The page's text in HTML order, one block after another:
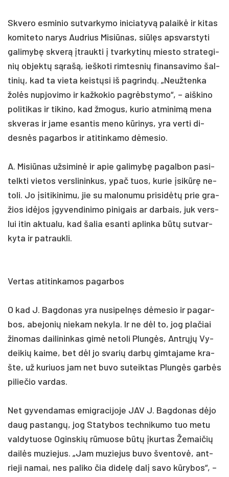
Skve­ro es­mi­nio su­tvar­ky­mo ini­cia­tyvą pa­laikė ir ki­tas
ko­mi­te­to na­rys Aud­rius Mi­siū­nas, siūlęs ap­svars­ty­ti
ga­li­mybę skverą įtrauk­ti į tvar­ky­tinų mies­to stra­te­gi­
nių ob­jektų sąrašą, ieš­ko­ti rim­tes­nių fi­nan­sa­vi­mo šal­
ti­nių, kad ta vie­ta keistų­si iš pa­grindų. „Neuž­ten­ka
žolės nu­pjo­vi­mo ir kaž­ko­kio pa­grėbsty­mo“, – aiš­ki­no
po­li­ti­kas ir ti­ki­no, kad žmo­gus, ku­rio at­mi­nimą me­na
skve­ras ir ja­me esan­tis me­no kūri­nys, yra ver­ti di­
desnės pa­gar­bos ir ati­tin­ka­mo dėme­sio.
A. Mi­siū­nas už­si­minė ir apie ga­li­mybę pa­gal­bon pa­si­
telk­ti vie­tos vers­li­nin­kus, ypač tuos, ku­rie įsikūrę ne­
to­li. Jo įsi­ti­ki­ni­mu, jie su ma­lo­nu­mu pri­si­dėtų prie gra­
žios idė­jos įgy­ven­di­ni­mo pi­ni­gais ar dar­bais, juk vers­
lui itin ak­tua­lu, kad ša­lia esan­ti ap­lin­ka būtų su­tvar­
ky­ta ir pa­trauk­li.
Ver­tas ati­tin­ka­mos pa­gar­bos
O kad J. Bag­do­nas yra nu­si­pelnęs dėme­sio ir pa­gar­
bos, abe­jo­nių nie­kam ne­ky­la. Ir ne dėl to, jog pla­čiai
ži­no­mas dai­li­nin­kas gimė ne­to­li Plungės, Antrųjų Vy­
dei­kių kai­me, bet dėl jo sva­rių darbų gim­ta­ja­me kra­
šte, už ku­riuos jam net bu­vo su­teik­tas Plungės garbės
pi­lie­čio var­das.
Net gy­ven­da­mas emig­ra­ci­jo­je JAV J. Bag­do­nas dėjo
daug pa­stangų, jog Sta­ty­bos tech­ni­ku­mo tuo me­tu
val­dy­tuo­se Ogins­kių rūmuo­se būtų įkur­tas Že­mai­čių
dailės mu­zie­jus. „Jam mu­zie­jus bu­vo šven­tovė, ant­
rie­ji na­mai, nes pa­li­ko čia di­delę dalį sa­vo kūry­bos“, –